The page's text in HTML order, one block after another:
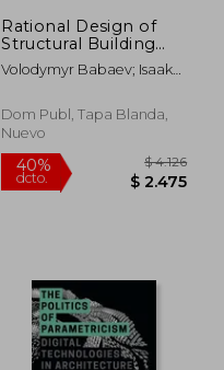
Rational Design of
Structural Building
Systems:
Construction and
Volodymyr Babaev; Isaak
Albert Lantoukh-
Liashchenko; Valentyn
Shevetovsky
Dom Publ, Tapa Blanda,
Nuevo